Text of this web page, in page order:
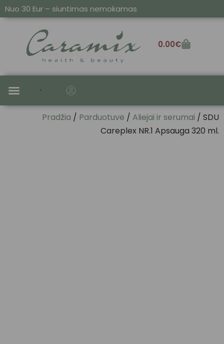
Nuo 30 Eur – siuntimas nemokamas
0.00€
Pradžia / Parduotuvė / Aliejai ir serumai / SDU
Careplex NR.1 Apsauga 320 ml.